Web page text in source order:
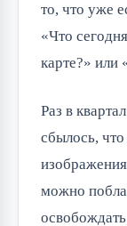
то, что уже
«Что
карте?» или
Раз в
сбылось,
можно